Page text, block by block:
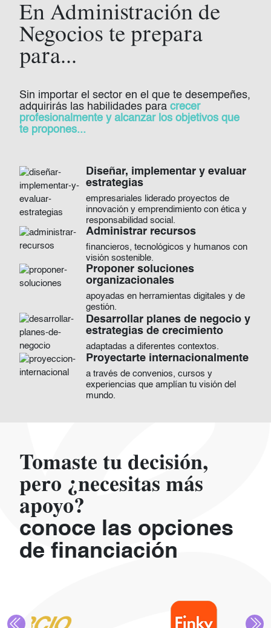
En Administración de
Negocios te prepara
para...
Sin importar el sector en el que te desempeñes,
adquirirás las habilidades paracrecer
profesionalmente y alcanzar los objetivos que
te propones...
Imagen
Diseñar, implementar y evaluar
estrategias
empresariales liderado proyectos de
innovación y emprendimiento con ética y
responsabilidad social.
Imagen
Administrar recursos
financieros, tecnológicos y humanos con
visión sostenible.
Imagen
Proponer soluciones
organizacionales
apoyadas en herramientas digitales y de
gestión.
Imagen
Desarrollar planes de negocio y
estrategias de crecimiento
adaptadas a diferentes contextos.
Imagen
Proyectarte internacionalmente
a través de convenios, cursos y
experiencias que amplían tu visión del
mundo.
Tomaste tu decisión,
pero ¿necesitas más
apoyo?
conoce las opciones
de financiación